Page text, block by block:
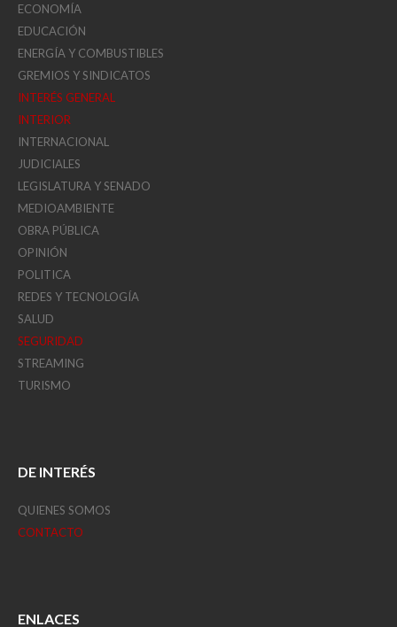
ECONOMÍA
EDUCACIÓN
ENERGÍA Y COMBUSTIBLES
GREMIOS Y SINDICATOS
INTERÉS GENERAL
INTERIOR
INTERNACIONAL
JUDICIALES
LEGISLATURA Y SENADO
MEDIOAMBIENTE
OBRA PÚBLICA
OPINIÓN
POLITICA
REDES Y TECNOLOGÍA
SALUD
SEGURIDAD
STREAMING
TURISMO
DE INTERÉS
QUIENES SOMOS
CONTACTO
ENLACES